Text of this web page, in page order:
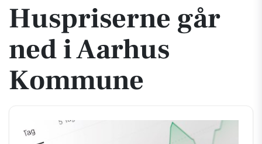
Huspriserne går
ned i Aarhus
Kommune